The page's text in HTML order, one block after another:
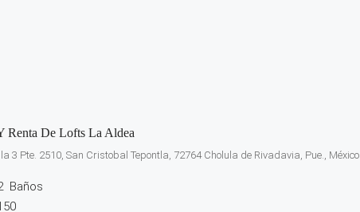
Renta De Lofts La Aldea
3 Pte. 2510, San Cristobal Tepontla, 72764 Cholula de Rivadavia, Pue., México
Baños